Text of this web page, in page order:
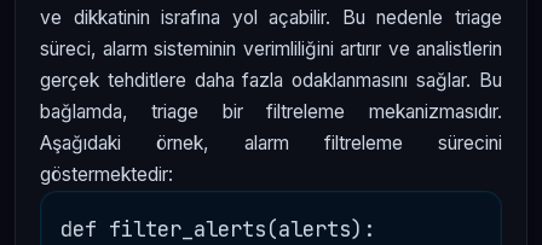
ve dikkatinin israfına yol açabilir. Bu nedenle triage
süreci, alarm sisteminin verimliliğini artırır ve analistlerin
gerçek tehditlere daha fazla odaklanmasını sağlar. Bu
bağlamda, triage bir filtreleme mekanizmasıdır.
Aşağıdaki örnek, alarm filtreleme sürecini
göstermektedir:
def filter_alerts(alerts):